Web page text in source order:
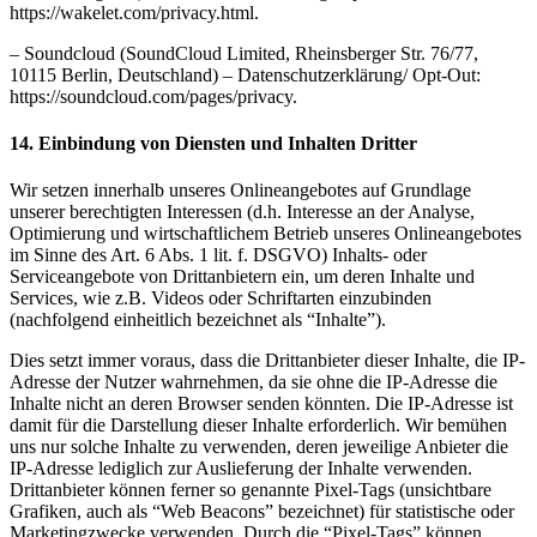
https://wakelet.com/privacy.html.
– Soundcloud (SoundCloud Limited, Rheinsberger Str. 76/77,
10115 Berlin, Deutschland) – Datenschutzerklärung/ Opt-Out:
https://soundcloud.com/pages/privacy.
14. Einbindung von Diensten und Inhalten Dritter
Wir setzen innerhalb unseres Onlineangebotes auf Grundlage
unserer berechtigten Interessen (d.h. Interesse an der Analyse,
Optimierung und wirtschaftlichem Betrieb unseres Onlineangebotes
im Sinne des Art. 6 Abs. 1 lit. f. DSGVO) Inhalts- oder
Serviceangebote von Drittanbietern ein, um deren Inhalte und
Services, wie z.B. Videos oder Schriftarten einzubinden
(nachfolgend einheitlich bezeichnet als “Inhalte”).
Dies setzt immer voraus, dass die Drittanbieter dieser Inhalte, die IP-
Adresse der Nutzer wahrnehmen, da sie ohne die IP-Adresse die
Inhalte nicht an deren Browser senden könnten. Die IP-Adresse ist
damit für die Darstellung dieser Inhalte erforderlich. Wir bemühen
uns nur solche Inhalte zu verwenden, deren jeweilige Anbieter die
IP-Adresse lediglich zur Auslieferung der Inhalte verwenden.
Drittanbieter können ferner so genannte Pixel-Tags (unsichtbare
Grafiken, auch als “Web Beacons” bezeichnet) für statistische oder